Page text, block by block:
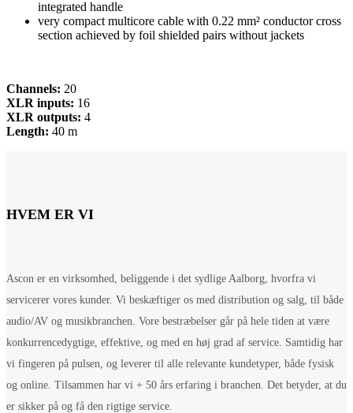
integrated handle
very compact multicore cable with 0.22 mm² conductor cross
section achieved by foil shielded pairs without jackets
Channels: 20
XLR inputs: 16
XLR outputs: 4
Length: 40 m
HVEM ER VI
Ascon er en virksomhed, beliggende i det sydlige Aalborg, hvorfra vi
servicerer vores kunder. Vi beskæftiger os med distribution og salg, til både
audio/AV og musikbranchen. Vore bestræbelser går på hele tiden at være
konkurrencedygtige, effektive, og med en høj grad af service. Samtidig har
vi fingeren på pulsen, og leverer til alle relevante kundetyper, både fysisk
og online. Tilsammen har vi + 50 års erfaring i branchen. Det betyder, at du
er sikker på og få den rigtige service.